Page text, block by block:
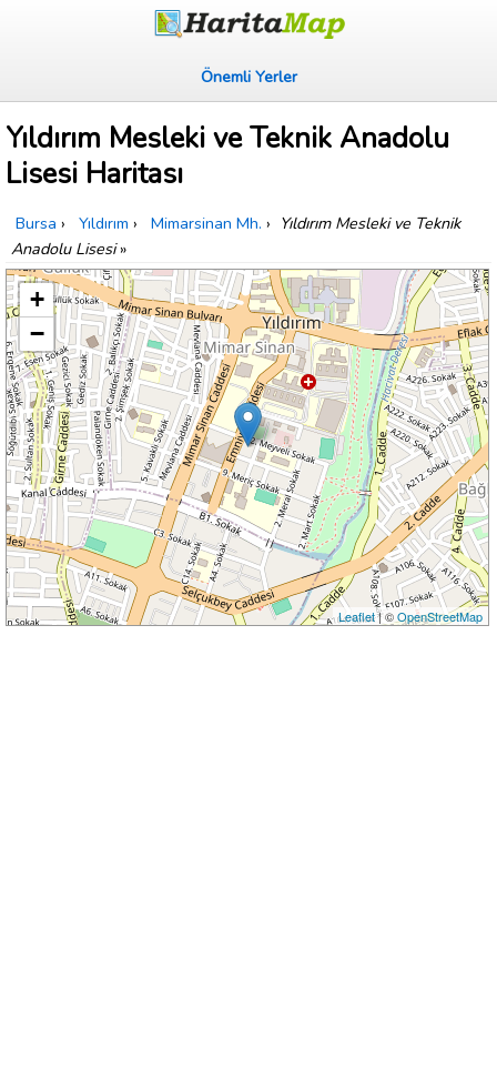
Önemli Yerler
Yıldırım Mesleki ve Teknik Anadolu
Lisesi Haritası
Bursa › Yıldırım › Mimarsinan Mh. › Yıldırım Mesleki ve Teknik
Anadolu Lisesi»
+
−
Leaflet| ©OpenStreetMap